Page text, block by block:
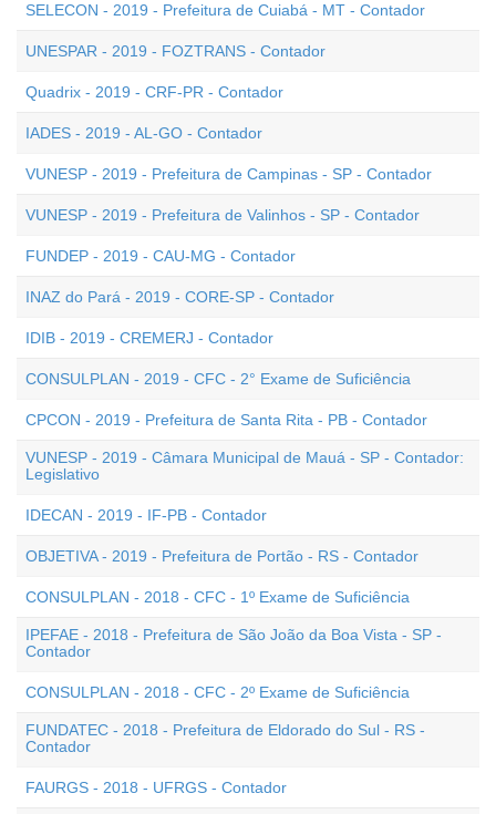
SELECON - 2019 - Prefeitura de Cuiabá - MT - Contador
UNESPAR - 2019 - FOZTRANS - Contador
Quadrix - 2019 - CRF-PR - Contador
IADES - 2019 - AL-GO - Contador
VUNESP - 2019 - Prefeitura de Campinas - SP - Contador
VUNESP - 2019 - Prefeitura de Valinhos - SP - Contador
FUNDEP - 2019 - CAU-MG - Contador
INAZ do Pará - 2019 - CORE-SP - Contador
IDIB - 2019 - CREMERJ - Contador
CONSULPLAN - 2019 - CFC - 2° Exame de Suficiência
CPCON - 2019 - Prefeitura de Santa Rita - PB - Contador
VUNESP - 2019 - Câmara Municipal de Mauá - SP - Contador:
Legislativo
IDECAN - 2019 - IF-PB - Contador
OBJETIVA - 2019 - Prefeitura de Portão - RS - Contador
CONSULPLAN - 2018 - CFC - 1º Exame de Suficiência
IPEFAE - 2018 - Prefeitura de São João da Boa Vista - SP -
Contador
CONSULPLAN - 2018 - CFC - 2º Exame de Suficiência
FUNDATEC - 2018 - Prefeitura de Eldorado do Sul - RS -
Contador
FAURGS - 2018 - UFRGS - Contador